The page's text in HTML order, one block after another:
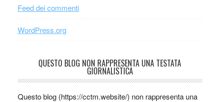
Feed dei commenti
WordPress.org
QUESTO BLOG NON RAPPRESENTA UNA TESTATA
GIORNALISTICA
Questo blog (https://cctm.website/) non rappresenta una